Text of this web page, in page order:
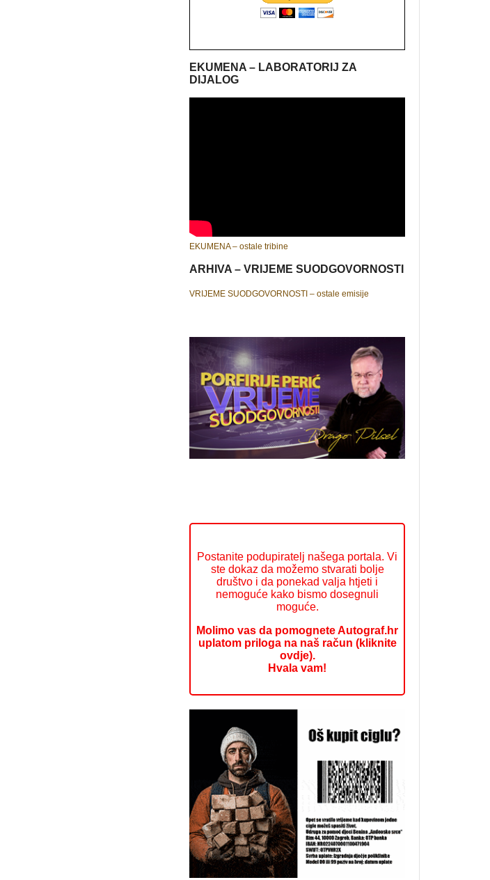
EKUMENA – LABORATORIJ ZA
DIJALOG
EKUMENA – ostale tribine
ARHIVA – VRIJEME SUODGOVORNOSTI
VRIJEME SUODGOVORNOSTI – ostale emisije
Postanite podupiratelj našega portala. Vi
ste dokaz da možemo stvarati bolje
društvo i da ponekad valja htjeti i
nemoguće kako bismo dosegnuli
moguće.
Molimo vas da pomognete Autograf.hr
uplatom priloga na naš račun (kliknite
ovdje).
Hvala vam!